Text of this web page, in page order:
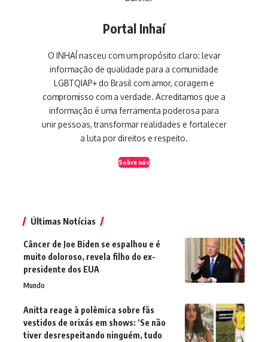
Portal Inhaí
O INHAÍ nasceu com um propósito claro: levar
informação de qualidade para a comunidade
LGBTQIAP+ do Brasil com amor, coragem e
compromisso com a verdade. Acreditamos que a
informação é uma ferramenta poderosa para
unir pessoas, transformar realidades e fortalecer
a luta por direitos e respeito.
Sobre nós
Últimas Notícias
Câncer de Joe Biden se espalhou e é
muito doloroso, revela filho do ex-
presidente dos EUA
Mundo
Anitta reage à polêmica sobre fãs
vestidos de orixás em shows: ‘Se não
tiver desrespeitando ninguém, tudo